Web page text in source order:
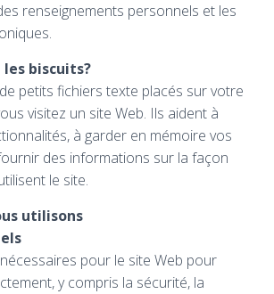
renseignements personnels et les
les biscuits?
petits fichiers texte placés sur votre
visitez un site Web. Ils aident à
à garder en mémoire vos
des informations sur la façon
le site.
utilisons
pour le site Web pour
y compris la sécurité, la